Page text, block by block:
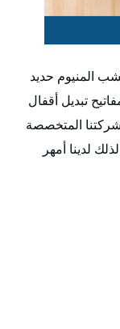
المنيوم حديد
تبديل أقفال
أهلاً بكم في شركتنا المتخصصة
لدينا أمهر